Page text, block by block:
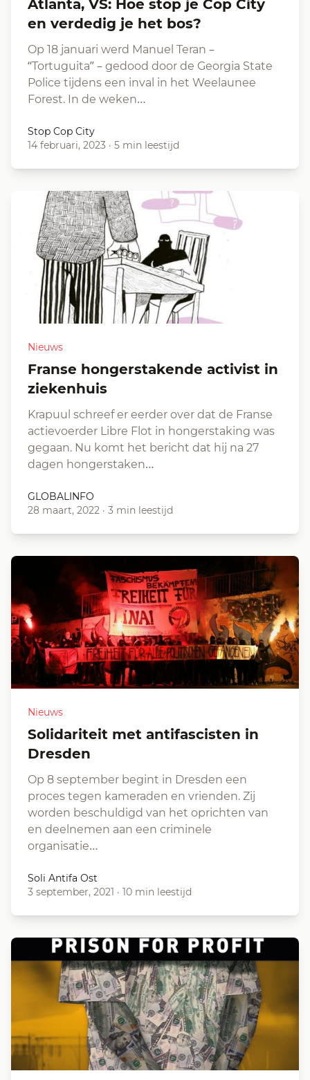
Atlanta, VS: Hoe stop je Cop City
en verdedig je het bos?
Op 18 januari werd Manuel Teran –
“Tortuguita” – gedood door de Georgia State
Police tijdens een inval in het Weelaunee
Forest. In de weken…
Stop Cop City
14 februari, 2023 · 5 min leestijd
Nieuws
Franse hongerstakende activist in
ziekenhuis
Krapuul schreef er eerder over dat de Franse
actievoerder Libre Flot in hongerstaking was
gegaan. Nu komt het bericht dat hij na 27
dagen hongerstaken…
GLOBALINFO
28 maart, 2022 · 3 min leestijd
Nieuws
Solidariteit met antifascisten in
Dresden
Op 8 september begint in Dresden een
proces tegen kameraden en vrienden. Zij
worden beschuldigd van het oprichten van
en deelnemen aan een criminele
organisatie…
Soli Antifa Ost
3 september, 2021 · 10 min leestijd